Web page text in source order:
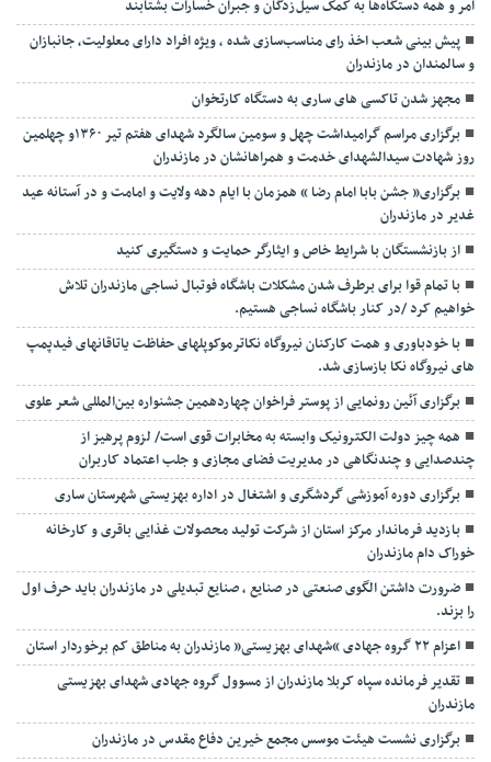
امر و همه دستگاه‌ها به کمک سیل‌زدگان و جبران خسارات بشتابند
پیش بینی شعب اخذ رای مناسب‌سازی شده ، ویژه افراد دارای معلولیت، جانبازان
و سالمندان در مازندران
مجهز شدن تاکسی های ساری به دستگاه کارتخوان
برگزاری مراسم گرامیداشت چهل و سومین سالگرد شهدای هفتم تیر ۱۳۶۰و چهلمین
روز شهادت سیدالشهدای خدمت و همراهانشان در مازندران
برگزاری« جشن بابا امام رضا » همزمان با ایام دهه ولایت و امامت و در آستانه عید
غدیر در مازندران
از بازنشستگان با شرایط خاص و ایثارگر حمایت و دستگیری کنید
با تمام قوا برای برطرف شدن مشکلات باشگاه فوتبال نساجی مازندران تلاش
خواهیم کرد /در کنار باشگاه نساجی هستیم.
با خودباوری و همت کارکنان نیروگاه نکاترموکوپلهای حفاظت یاتاقانهای فیدپمپ
های نیروگاه نکا بازسازی شد.
برگزاری آئین رونمایی از پوستر فراخوان چهاردهمین جشنواره بین‌المللی شعر علوی
همه چیز دولت الکترونیک وابسته به مخابرات قوی است/ لزوم پرهیز از
چندصدایی و چندنگاهی در مدیریت فضای مجازی و جلب اعتماد کاربران
برگزاری دوره آموزشی گردشگری و اشتغال در اداره بهزیستی شهرستان ساری
بازدید فرماندار مرکز استان از شرکت تولید محصولات غذایی باقری و کارخانه
خوراک دام مازندران
ضرورت داشتن الگوی صنعتی در صنایع ، صنایع تبدیلی در مازندران باید حرف اول
را بزند.
اعزام ۲۲ گروه جهادی “شهدای بهزیستی” مازندران به مناطق کم برخوردار استان
تقدیر فرمانده سپاه کربلا مازندران از مسوول گروه جهادی شهدای بهزیستی
مازندران
برگزاری نشست هیئت موسس مجمع خیرین دفاع مقدس در مازندران